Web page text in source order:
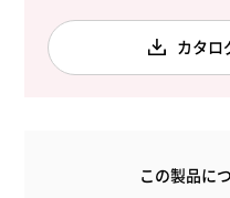
カタロ
この製品に